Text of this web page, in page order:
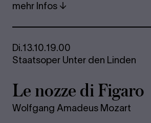
mehr Infos
Di.13.10.19.00
Staatsoper Unter den Linden
Le nozze di Fi­ga­ro
Wolfgang Amadeus Mozart